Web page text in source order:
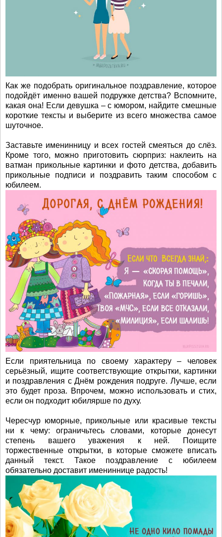
Как же подобрать оригинальное поздравление, которое
подойдёт именно вашей подружке детства? Вспомните,
какая она! Если девушка – с юмором, найдите смешные
короткие тексты и выберите из всего множества самое
шуточное.
Заставьте именинницу и всех гостей смеяться до слёз.
Кроме того, можно приготовить сюрприз: наклеить на
ватман прикольные картинки и фото детства, добавить
прикольные подписи и поздравить таким способом с
юбилеем.
Если приятельница по своему характеру – человек
серьёзный, ищите соответствующие открытки, картинки
и поздравления с Днём рождения подруге. Лучше, если
это будет проза. Впрочем, можно использовать и стих,
если он подходит юбилярше по духу.
Чересчур юморные, прикольные или красивые тексты
ни к чему: ограничьтесь словами, которые донесут
степень вашего уважения к ней. Поищите
торжественные открытки, в которые сможете вписать
данный текст. Такое поздравление с юбилеем
обязательно доставит имениннице радость!